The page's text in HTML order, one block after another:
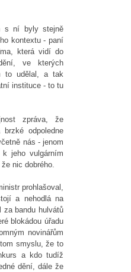
s ní byly stejně
kontextu - paní
která vidí do
ve kterých
to udělal, a tak
instituce - to tu
zpráva, že
odpoledne
nás - jenom
jeho vulgárním
nic dobrého.
prohlašoval,
a nehodlá na
bandu hulvátů
blokádou úřadu
novinářům
smyslu, že to
a kdo tudíž
dění, dále že